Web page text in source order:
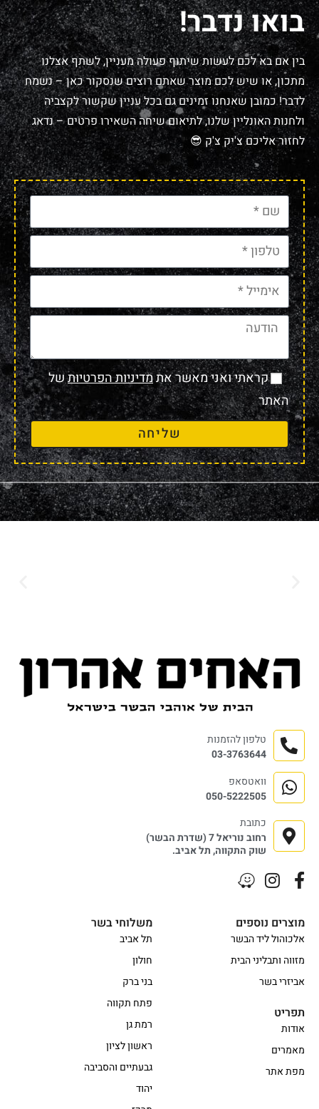
בואו נדבר!
בין אם בא לכם לעשות שיתוף פעולה מעניין, לשתף אצלנו
מתכון, או שיש לכם מוצר שאתם רוצים שנסקור כאן – נשמח
לדבר! כמובן שאנחנו זמינים גם בכל עניין שקשור לקצביה
ולחנות האונליין שלנו, לתיאום שיחה השאירו פרטים – נדאג
לחזור אליכם צ'יק צ'ק 😎
קראתי ואני מאשר אתמדיניות הפרטיותשל
האתר
שליחה
משלוחי בשר
תל אביב
חולון
בני ברק
פתח תקווה
רמת גן
ראשון לציון
גבעתיים והסביבה
יהוד
מוצרים נוספים
אלכוהול ליד הבשר
מזווה ותבליני הבית
אביזרי בשר
תפריט
אודות
מאמרים
מפת אתר
טלפון להזמנות
03-3763644
וואטסאפ
050-5222505
כתובת
רחוב נוריאל 7 (שדרת הבשר)
שוק התקווה, תל אביב.